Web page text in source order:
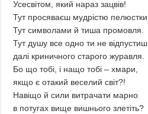
Усесвітом, який нараз зацвів!
Тут просяваєш мудрістю пелюстки.
Тут символами й тиша промовля.
Тут душу все одно ти не відпустиш
далі криничного старого журавля.
Бо що тобі, і нащо тобі – хмари,
якщо є отакий веселий світ?!
Навіщо й сили витрачати марно
в потугах вище вишнього злетіть?